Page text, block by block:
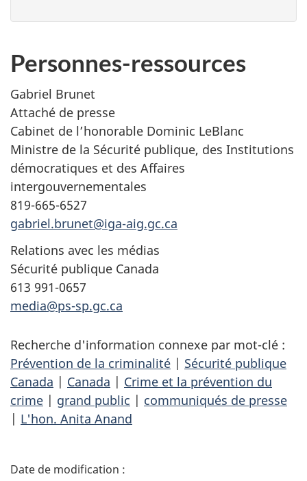
Personnes-ressources
Gabriel Brunet
Attaché de presse
Cabinet de l’honorable Dominic LeBlanc
Ministre de la Sécurité publique, des Institutions
démocratiques et des Affaires
intergouvernementales
819-665-6527
gabriel.brunet@iga-aig.gc.ca
Relations avec les médias
Sécurité publique Canada
613 991-0657
media@ps-sp.gc.ca
Recherche d'information connexe par mot-clé :
Prévention de la criminalité | Sécurité publique
Canada | Canada | Crime et la prévention du
crime | grand public | communiqués de presse
| L'hon. Anita Anand
D